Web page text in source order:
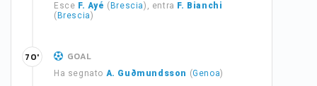
Esce F. Ayé ( Brescia), entra F. Bianchi
( Brescia)
GOAL
Ha segnato A. Guðmundsson (Genoa)
70'